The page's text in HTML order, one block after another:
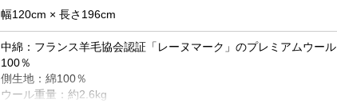
幅120cm × 長さ196cm
中綿：フランス羊毛協会認証「レーヌマーク」のプレミアムウール
100％
側生地：綿100％
ウール重量：約2.6kg